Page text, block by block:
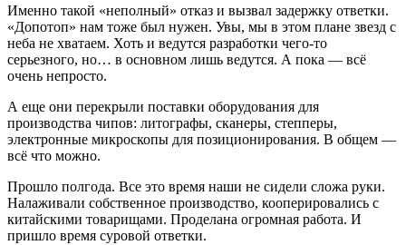
Именно такой «неполный» отказ и вызвал задержку ответки.
«Допотоп» нам тоже был нужен. Увы, мы в этом плане звезд с
неба не хватаем. Хоть и ведутся разработки чего-то
серьезного, но… в основном лишь ведутся. А пока — всё
очень непросто.
А еще они перекрыли поставки оборудования для
производства чипов: литографы, сканеры, степперы,
электронные микроскопы для позиционирования. В общем —
всё что можно.
Прошло полгода. Все это время наши не сидели сложа руки.
Налаживали собственное производство, кооперировались с
китайскими товарищами. Проделана огромная работа. И
пришло время суровой ответки.